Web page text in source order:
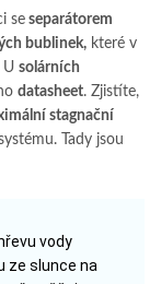
se separátorem
bublinek, které v
U solárních
datasheet. Zjistíte,
stagnační
Tady jsou
vody
ze slunce na